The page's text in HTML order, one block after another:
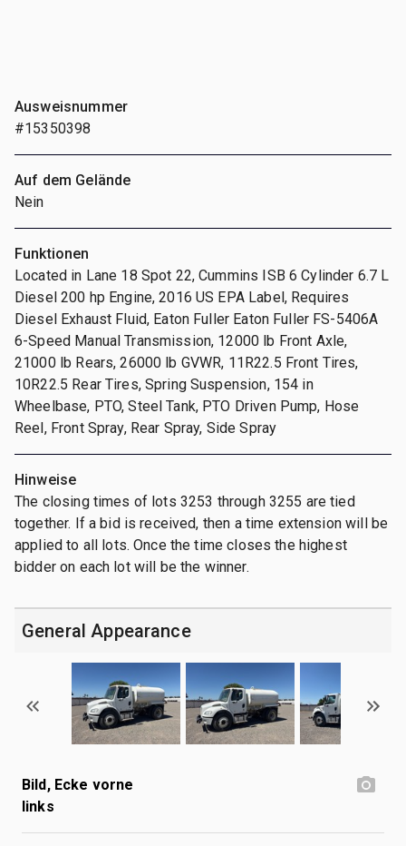
Ausweisnummer
#15350398
Auf dem Gelände
Nein
Funktionen
Located in Lane 18 Spot 22, Cummins ISB 6 Cylinder 6.7 L
Diesel 200 hp Engine, 2016 US EPA Label, Requires
Diesel Exhaust Fluid, Eaton Fuller Eaton Fuller FS-5406A
6-Speed Manual Transmission, 12000 lb Front Axle,
21000 lb Rears, 26000 lb GVWR, 11R22.5 Front Tires,
10R22.5 Rear Tires, Spring Suspension, 154 in
Wheelbase, PTO, Steel Tank, PTO Driven Pump, Hose
Reel, Front Spray, Rear Spray, Side Spray
Hinweise
The closing times of lots 3253 through 3255 are tied
together. If a bid is received, then a time extension will be
applied to all lots. Once the time closes the highest
bidder on each lot will be the winner.
General Appearance
Bild, Ecke vorne
links